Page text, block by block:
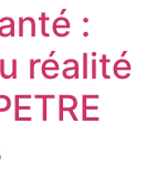
:
réalité